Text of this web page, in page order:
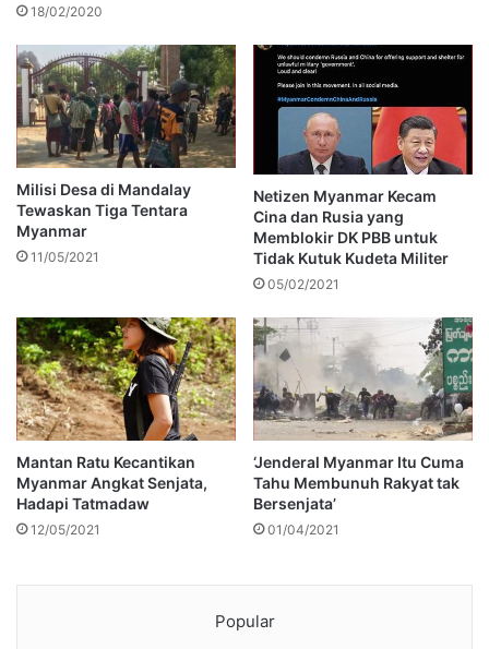
18/02/2020
Milisi Desa di Mandalay
Tewaskan Tiga Tentara
Myanmar
11/05/2021
Netizen Myanmar Kecam
Cina dan Rusia yang
Memblokir DK PBB untuk
Tidak Kutuk Kudeta Militer
05/02/2021
Mantan Ratu Kecantikan
Myanmar Angkat Senjata,
Hadapi Tatmadaw
12/05/2021
‘Jenderal Myanmar Itu Cuma
Tahu Membunuh Rakyat tak
Bersenjata’
01/04/2021
Popular